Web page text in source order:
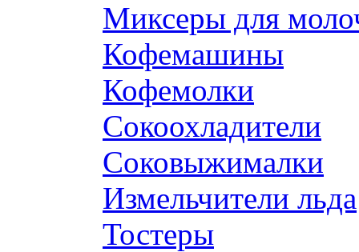
Миксеры для
Кофемашины
Кофемолки
Сокоохладители
Соковыжималки
Измельчители льда
Тостеры